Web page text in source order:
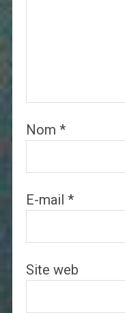
Nom *
E-mail *
Site web